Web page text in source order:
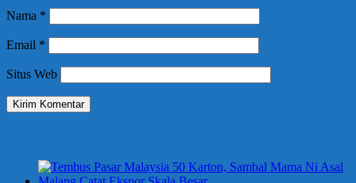
Nama *
Email *
Situs Web